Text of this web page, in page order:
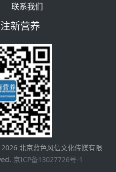
联系我们
新营养
2026 北京蓝色风信文化传媒有限
京ICP备13027726号-1